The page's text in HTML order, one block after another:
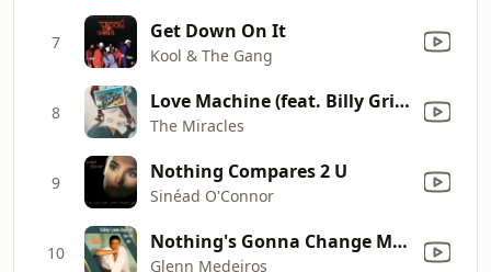
7 Get Down On It
Kool & The Gang
8 Love Machine (feat. Billy Griffin)
The Miracles
9 Nothing Compares 2 U
Sinéad O'Connor
10 Nothing's Gonna Change My Love for You
Glenn Medeiros